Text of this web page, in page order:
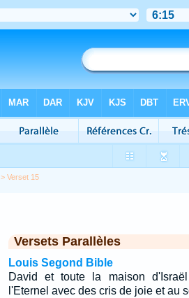
> Verset 15
Versets Parallèles
Louis Segond Bible
David et toute la maison
l'Eternel avec des cris de joie et au